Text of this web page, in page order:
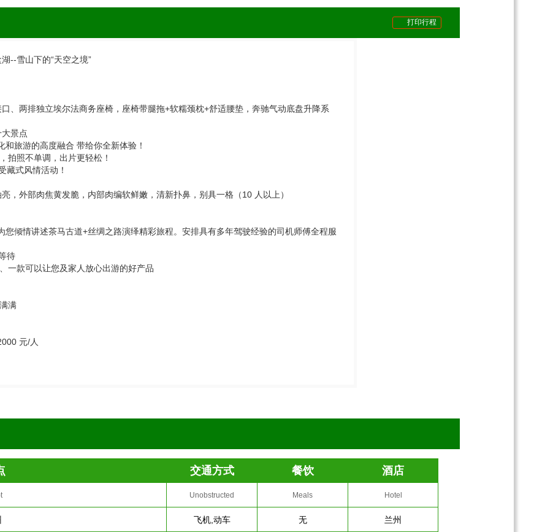
打印行程
--雪山下的“天空之境”
、两排独立埃尔法商务座椅，座椅带腿拖+软糯颈枕+舒适腰垫，奔驰气动底盘升降系
景点
的高度融合 带给你全新体验！
不单调，出片更轻松！
风情活动！
焦黄发脆，内部肉编软鲜嫩，清新扑鼻，别具一格（10 人以上）
倾情讲述茶马古道+丝绸之路演绎精彩旅程。安排具有多年驾驶经验的司机师傅全程服
待
一款可以让您及家人放心出游的好产品
满
元/人
交通方式 餐饮 酒店
Unobstructed Meals Hotel
飞机,动车 无 兰州